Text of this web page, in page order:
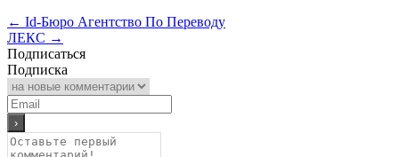
← Id-Бюро Агентство По Переводу
ЛЕКС →
Подписаться
Подписка